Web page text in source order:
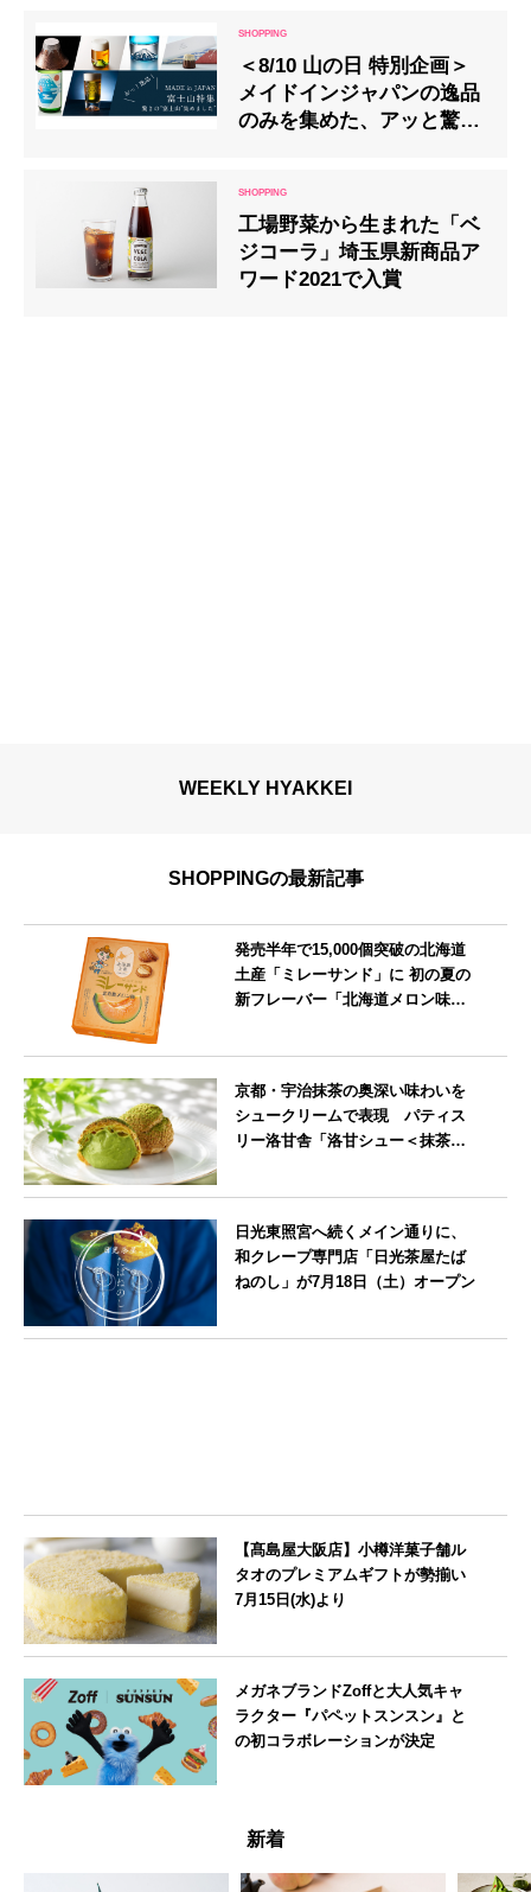
＜8/10 山の日 特別企画＞
メイドインジャパンの逸品
のみを集めた、アッと驚く
工場野菜から生まれた「ベ
ジコーラ」埼玉県新商品ア
ワード2021で入賞
WEEKLY HYAKKEI
SHOPPINGの最新記事
発売半年で15,000個突破の北海道
土産「ミレーサンド」に 初の夏の
新フレーバー「北海道メロン味」
京都・宇治抹茶の奥深い味わいを
シュークリームで表現 パティス
リー洛甘舎「洛甘シュー＜抹茶
日光東照宮へ続くメイン通りに、
和クレープ専門店「日光茶屋たば
ねのし」が7月18日（土）オープン
【髙島屋大阪店】小樽洋菓子舗ル
タオのプレミアムギフトが勢揃い
7月15日(水)より
メガネブランドZoffと大人気キャ
ラクター『パペットスンスン』と
の初コラボレーションが決定
新着